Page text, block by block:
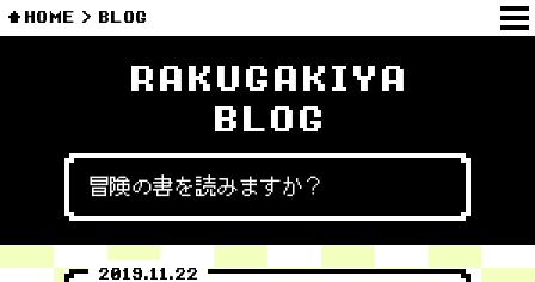
HOME BLOG
RAKUGAKIYA
BLOG
冒険の書を読みますか？
2019.11.22